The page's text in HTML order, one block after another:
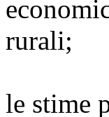
rurali;
le stime